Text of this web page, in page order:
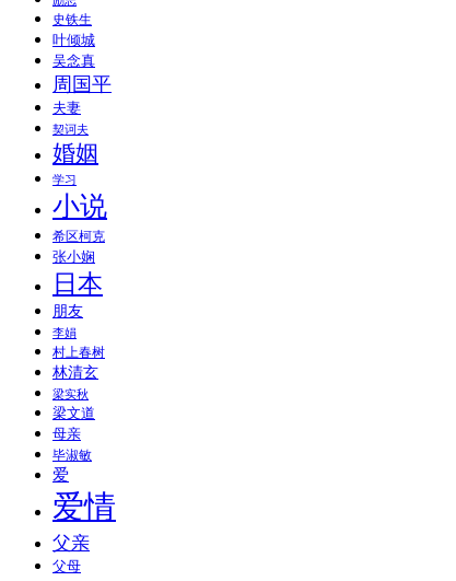
史铁生
叶倾城
吴念真
周国平
夫妻
契诃夫
婚姻
学习
小说
希区柯克
张小娴
日本
朋友
李娟
村上春树
林清玄
梁实秋
梁文道
母亲
毕淑敏
爱
爱情
父亲
父母